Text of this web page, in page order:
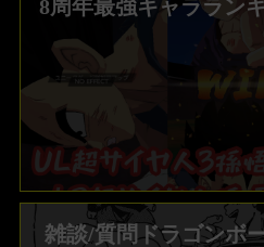
8周年最強キャララン
雑談/質問ドラゴンボールレジェンズ掲示